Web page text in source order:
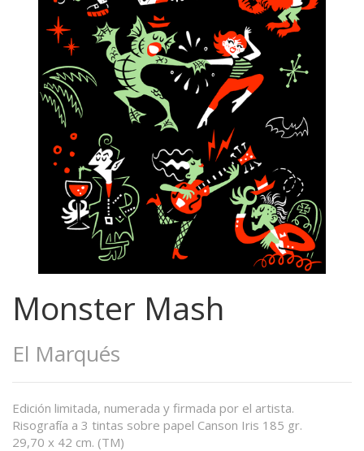
Monster Mash
El Marqués
Edición limitada, numerada y firmada por el artista.
Risografía a 3 tintas sobre papel Canson Iris 185 gr.
29,70 x 42 cm. (TM)